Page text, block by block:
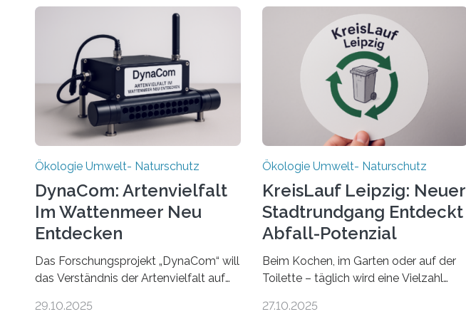
Ökologie Umwelt- Naturschutz
DynaCom: Artenvielfalt
Im Wattenmeer Neu
Entdecken
Das Forschungsprojekt „DynaCom“ will
das Verständnis der Artenvielfalt auf
zehnjährigen Phase mit Experimenten
29.10.2025
Ökologie Umwelt- Naturschutz
KreisLauf Leipzig: Neuer
Stadtrundgang Entdeckt
Abfall-Potenzial
Beim Kochen, im Garten oder auf der
Toilette – täglich wird eine Vielzahl
was oft als „Müll“ gilt, steckt voller
27.10.2025